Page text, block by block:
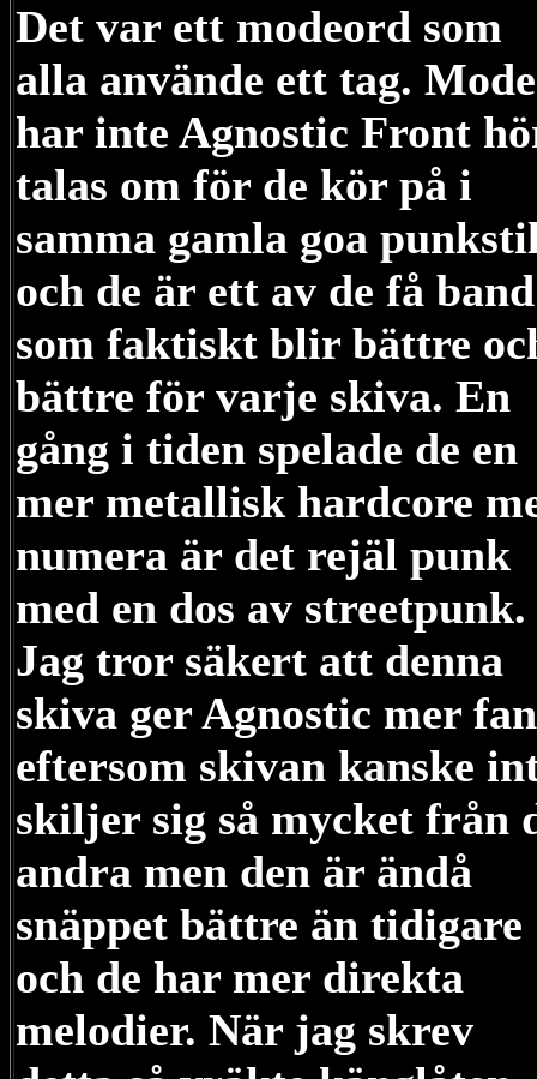
Det var ett modeord som
alla använde ett tag. Mode
har inte Agnostic Front
talas om för de kör på i
samma gamla goa
och de är ett av de få band
som faktiskt blir bättre
bättre för varje skiva. En
gång i tiden spelade de en
mer metallisk hardcore
numera är det rejäl punk
med en dos av streetpunk.
Jag tror säkert att denna
skiva ger Agnostic mer
eftersom skivan kanske
skiljer sig så mycket från
andra men den är ändå
snäppet bättre än tidigare
och de har mer direkta
melodier. När jag skrev